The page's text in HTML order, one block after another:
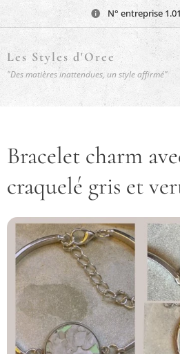
N° entreprise
Les Styles d'Oree
"Des matières inattendues, un style affirmé"
Bracelet charm
craquelé gris et